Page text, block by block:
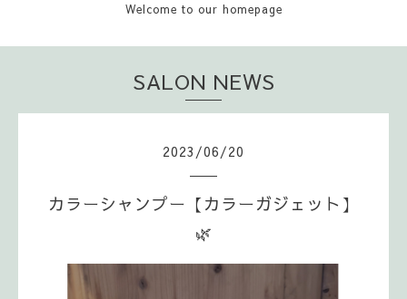
Welcome to our homepage
SALON NEWS
2023 /06/20
カラーシャンプー【カラーガジェット】
🌿